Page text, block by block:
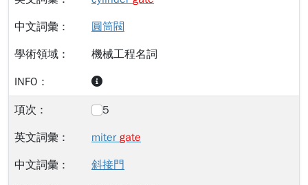
圓筒閥
機械工程名詞
5
miter gate
斜接門